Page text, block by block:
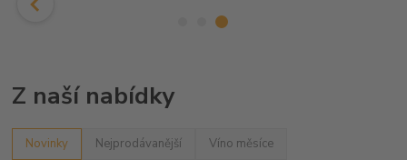
Z naší nabídky
Novinky Nejprodávanější Víno měsíce